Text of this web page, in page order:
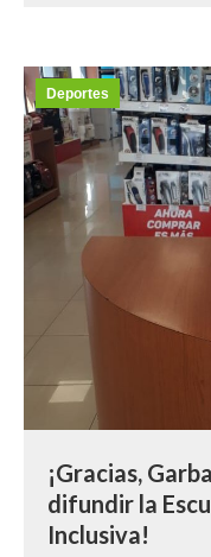
Deportes
¡Gracias,
difundir la
Inclusiva!